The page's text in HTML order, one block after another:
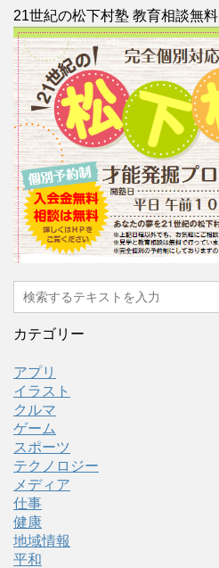
21世紀の松下村塾 教育相談無料
カテゴリー
アプリ
イラスト
クルマ
ゲーム
スポーツ
テクノロジー
メディア
仕事
健康
地域情報
平和